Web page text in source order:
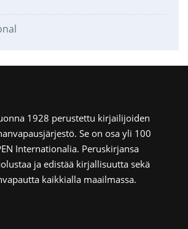
1928 perustettu kirjailijoiden
Se on osa yli 100
Internationalia. Peruskirjansa
ja edistää kirjallisuutta sekä
kaikkialla maailmassa.